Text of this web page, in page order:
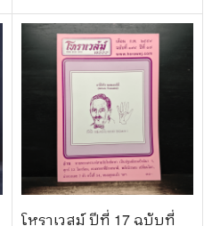
โหราเวสม์ ปีที่ 17 ฉบับที่